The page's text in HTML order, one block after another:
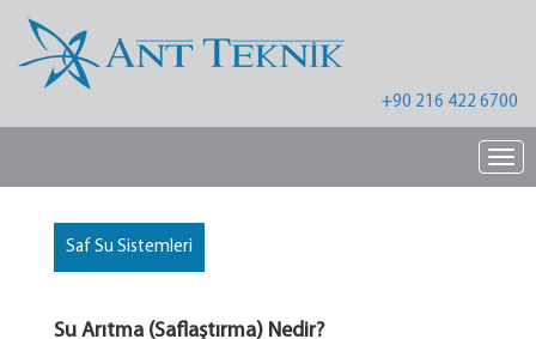
+90 216 422 6700
Saf Su Sistemleri
Su Arıtma (Saflaştırma) Nedir?